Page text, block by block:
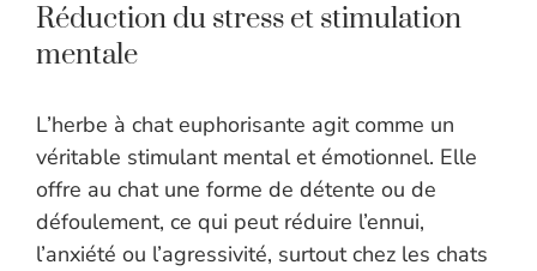
Réduction du stress et stimulation
mentale
L’herbe à chat euphorisante agit comme un
véritable stimulant mental et émotionnel. Elle
offre au chat une forme de détente ou de
défoulement, ce qui peut réduire l’ennui,
l’anxiété ou l’agressivité, surtout chez les chats